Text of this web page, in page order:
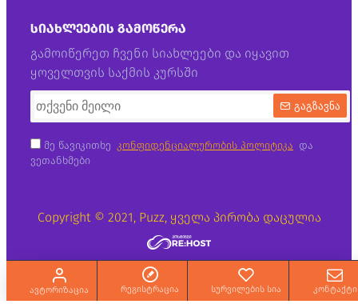
ᲡᲘᲐᲮᲚᲔᲔᲑᲘᲡ ᲒᲐᲛᲝᲬᲔᲠᲐ
გამოიწერეთ ჩვენი სიახლეები და იყავით
ყოველთვის საქმის კურსში
გაგზავნა
მე წავიკითხე კონფიდენციალურობის პოლიტიკა და
ვეთანხმები
Copyright © 2021, Puzz, ყველა პირობა დაცულია
ავტორიზაცია რეგისტრაცია სურვილების სია კონტაქტი